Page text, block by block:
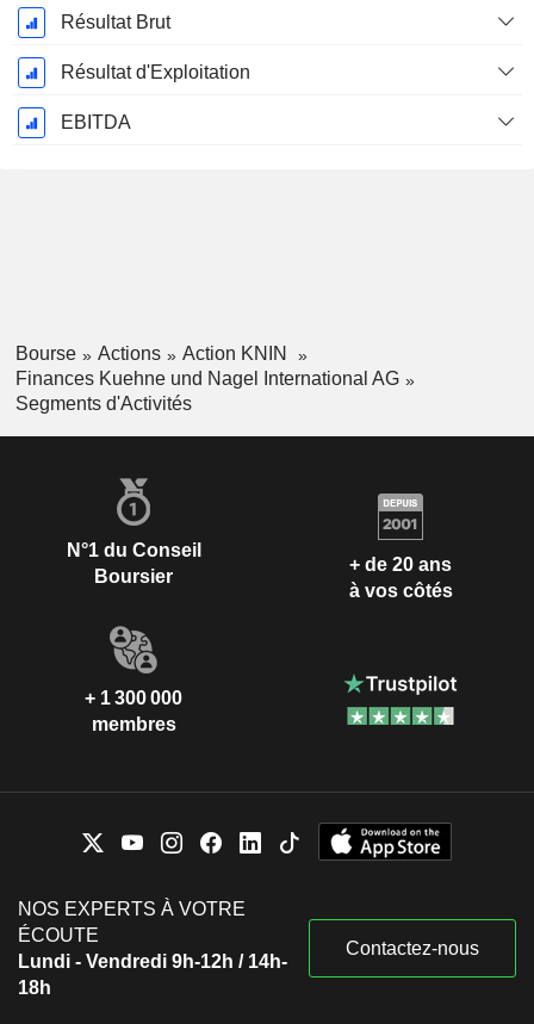
Résultat Brut
Résultat d'Exploitation
EBITDA
Bourse Actions
Action KNIN
Finances Kuehne und Nagel International AG
Segments d'Activités
N°1 du Conseil
Boursier
+ de 20 ans
à vos côtés
+ 1 300 000
membres
NOS EXPERTS À VOTRE
ÉCOUTE
Lundi - Vendredi 9h-12h / 14h-
18h
Contactez-nous